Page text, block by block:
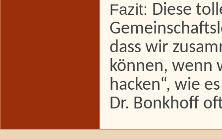
Fazit: Diese
dass wir
können, wenn
hacken“, wie
Dr. Bonkhoff